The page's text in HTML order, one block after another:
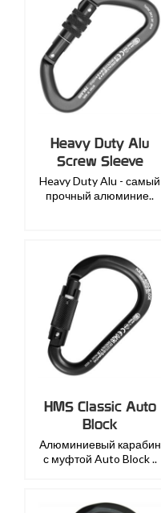
Heavy Duty Alu
Screw Sleeve
Heavy Duty Alu - самый
прочный алюминие..
HMS Classic Auto
Block
Алюминиевый карабин
с муфтой Auto Block ..